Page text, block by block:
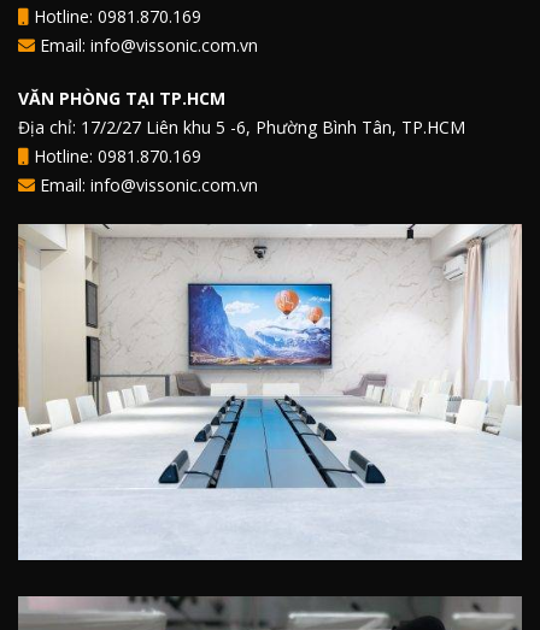
Hotline: 0981.870.169
Email: info@vissonic.com.vn
VĂN PHÒNG TẠI TP.HCM
Địa chỉ: 17/2/27 Liên khu 5 -6, Phường Bình Tân, TP.HCM
Hotline: 0981.870.169
Email: info@vissonic.com.vn